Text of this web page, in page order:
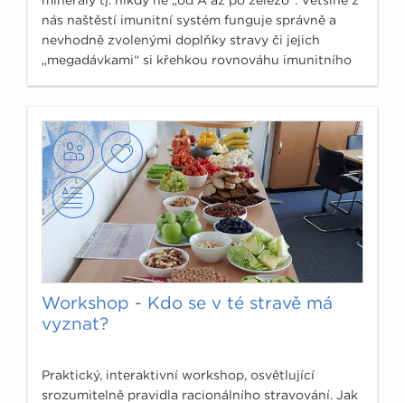
nás naštěstí imunitní systém funguje správně a
nevhodně zvolenými doplňky stravy či jejich
„megadávkami“ si křehkou rovnováhu imunitního
Workshop - Kdo se v té stravě má
vyznat?
Praktický, interaktivní workshop, osvětlující
srozumitelně pravidla racionálního stravování. Jak